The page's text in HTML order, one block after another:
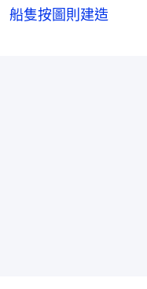
船隻按圖則建造